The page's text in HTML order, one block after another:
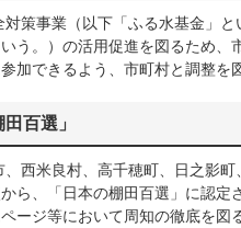
策事業（以下「ふる水基金」
う。）の活用促進を図るため、
加できるよう、市町村と調整を
百選」
西米良村、高千穂町、日之影町
ら、「日本の棚田百選」に認定
ージ等において周知の徹底を図る